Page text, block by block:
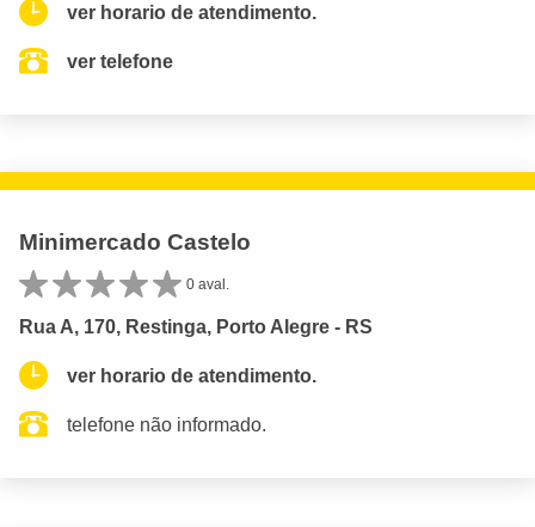
ver horario de atendimento.
ver telefone
Minimercado Castelo
0 aval.
Rua A, 170, Restinga, Porto Alegre - RS
ver horario de atendimento.
telefone não informado.